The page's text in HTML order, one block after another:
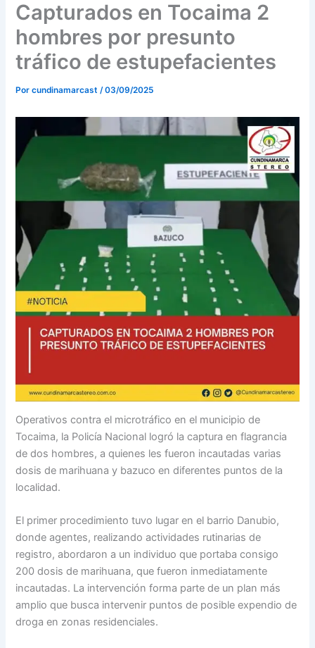
o
k
r
a
m
e
Capturados en Tocaima 2
hombres por presunto
tráfico de estupefacientes
Porcundinamarcast/03/09/2025
Operativos contra el microtráfico en el municipio de
Tocaima, la Policía Nacional logró la captura en flagrancia
de dos hombres, a quienes les fueron incautadas varias
dosis de marihuana y bazuco en diferentes puntos de la
localidad.
El primer procedimiento tuvo lugar en el barrio Danubio,
donde agentes, realizando actividades rutinarias de
registro, abordaron a un individuo que portaba consigo
200 dosis de marihuana, que fueron inmediatamente
incautadas. La intervención forma parte de un plan más
amplio que busca intervenir puntos de posible expendio de
droga en zonas residenciales.